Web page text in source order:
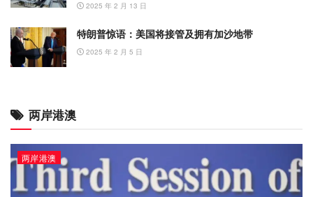
2025 年 2 月 13 日
特朗普惊语：美国将接管及拥有加沙地带
2025 年 2 月 5 日
两岸港澳
两岸港澳